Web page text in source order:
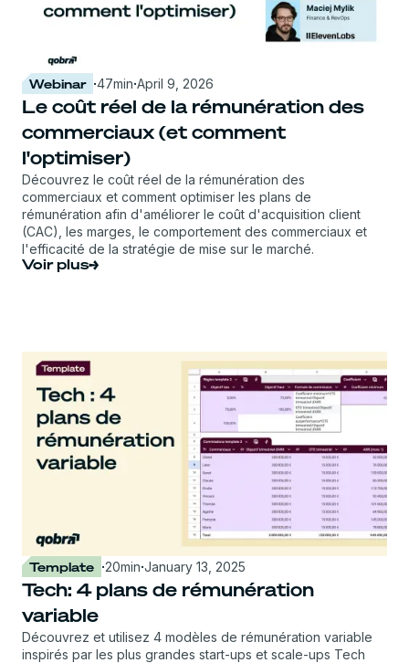
Webinar ·47min·April 9, 2026
Le coût réel de la rémunération des
commerciaux (et comment
l'optimiser)
Découvrez le coût réel de la rémunération des
commerciaux et comment optimiser les plans de
rémunération afin d'améliorer le coût d'acquisition client
(CAC), les marges, le comportement des commerciaux et
l'efficacité de la stratégie de mise sur le marché.
Voir plus
Template ·20min·January 13, 2025
Tech: 4 plans de rémunération
variable
Découvrez et utilisez 4 modèles de rémunération variable
inspirés par les plus grandes start-ups et scale-ups Tech